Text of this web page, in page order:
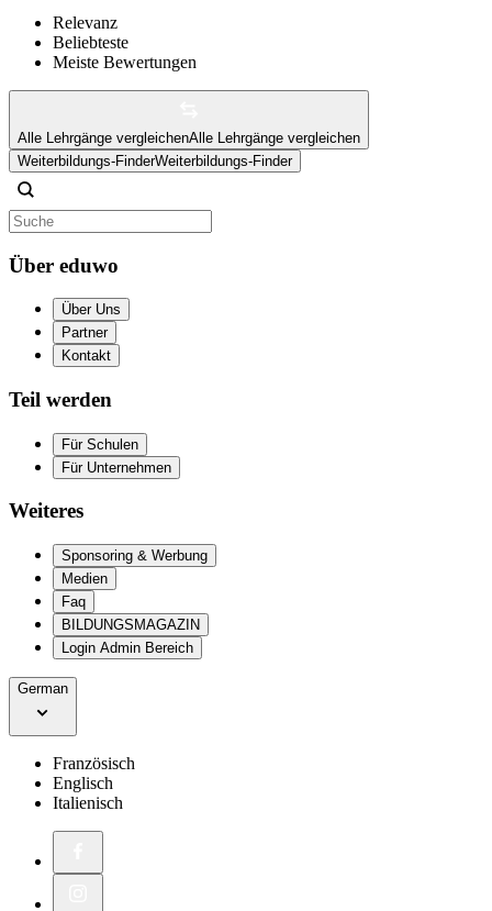
Relevanz
Beliebteste
Meiste Bewertungen
Alle Lehrgänge vergleichenAlle Lehrgänge vergleichen
Weiterbildungs-FinderWeiterbildungs-Finder
Über eduwo
Über Uns
Partner
Kontakt
Teil werden
Für Schulen
Für Unternehmen
Weiteres
Sponsoring & Werbung
Medien
Faq
BILDUNGSMAGAZIN
Login Admin Bereich
German
Französisch
Englisch
Italienisch